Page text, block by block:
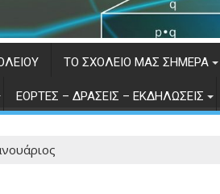
TO ΣΧΟΛΕΊΟ ΜΑΣ ΣΉΜΕΡΑ
ΕΟΡΤΈΣ – ΔΡΆΣΕΙΣ – ΕΚΔΗΛΏΣΕΙΣ